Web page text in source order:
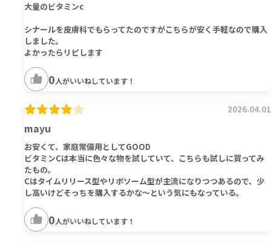
大量のビタミンc
シナールを皮膚科でもらってたのですがこちらが安く手軽なので購入
しました。
よかったらリピします
0人がいいねしています！
mayu
2026.04.01
お安くて、家庭常備用としてGOOD
ビタミンCは本当に色々な物を試していて、こちらも試しに買ってみ
たもの。
Cはタイムリリース型やリポソーム型が主流になりつつあるので、少
し高いけどそっちを購入するかな～という気にもなっている。
0人がいいねしています！